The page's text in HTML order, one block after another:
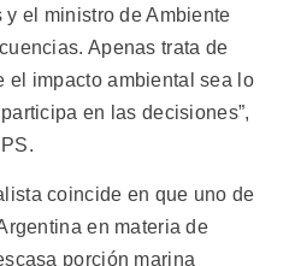
el ministro de Ambiente
Apenas trata de
el impacto ambiental sea lo
en las decisiones”,
coincide en que uno de
en materia de
porción marina